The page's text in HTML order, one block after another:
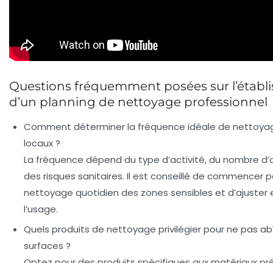
Questions fréquemment posées sur
d’un planning de nettoyage professionnel
Comment déterminer la fréquence idéale de
locaux ?
La fréquence dépend du type d’activité, du nombre
des risques sanitaires. Il est conseillé de commencer
nettoyage quotidien des zones sensibles et d’ajuster
l’usage.
Quels produits de nettoyage privilégier pour ne pas
surfaces ?